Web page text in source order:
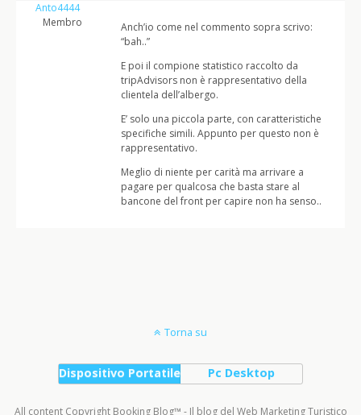
Anto4444
Membro
Anch’io come nel commento sopra scrivo:
“bah..”
E poi il compione statistico raccolto da
tripAdvisors non è rappresentativo della
clientela dell’albergo.
E’ solo una piccola parte, con caratteristiche
specifiche simili. Appunto per questo non è
rappresentativo.
Meglio di niente per carità ma arrivare a
pagare per qualcosa che basta stare al
bancone del front per capire non ha senso..
Torna su
Dispositivo Portatile Pc Desktop
All content Copyright Booking Blog™ - Il blog del Web Marketing Turistico